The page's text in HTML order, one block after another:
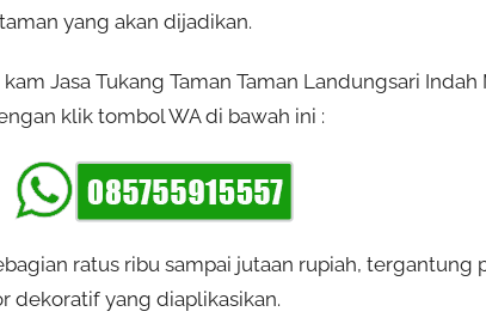
yang akan dijadikan.
Jasa Tukang Taman Taman Landungsari Indah
klik tombol WA di bawah ini :
ratus ribu sampai jutaan rupiah, tergantung
dekoratif yang diaplikasikan.